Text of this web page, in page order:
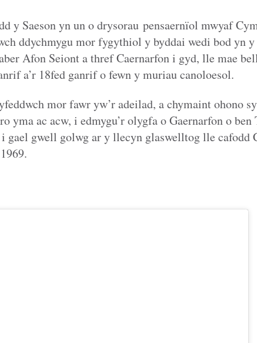
y Saeson yn un o drysorau pensaernïol mwyaf
ddychmygu mor fygythiol y byddai wedi bod yn y
Afon Seiont a thref Caernarfon i gyd, lle mae
a’r 18fed ganrif o fewn y muriau canoloesol.
mor fawr yw’r adeilad, a chymaint ohono
yma ac acw, i edmygu’r olygfa o Gaernarfon o ben
gael gwell golwg ar y llecyn glaswelltog lle cafodd